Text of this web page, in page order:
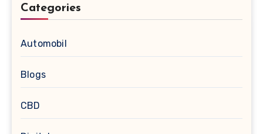
Categories
Automobil
Blogs
CBD